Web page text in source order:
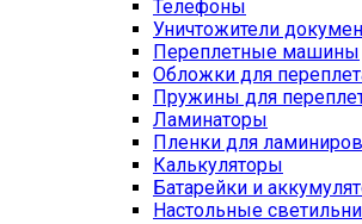
Телефоны
Уничтожители
Переплетные машины
Обложки для
Пружины для
Ламинаторы
Пленки для
Калькуляторы
Батарейки и
Настольные